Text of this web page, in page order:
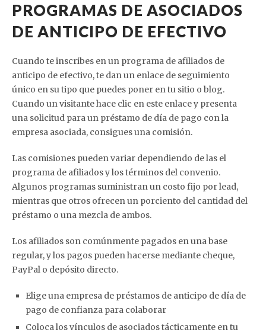
PROGRAMAS DE ASOCIADOS
DE ANTICIPO DE EFECTIVO
Cuando te inscribes en un programa de afiliados de
anticipo de efectivo, te dan un enlace de seguimiento
único en su tipo que puedes poner en tu sitio o blog.
Cuando un visitante hace clic en este enlace y presenta
una solicitud para un préstamo de día de pago con la
empresa asociada, consigues una comisión.
Las comisiones pueden variar dependiendo de las el
programa de afiliados y los términos del convenio.
Algunos programas suministran un costo fijo por lead,
mientras que otros ofrecen un porciento del cantidad del
préstamo o una mezcla de ambos.
Los afiliados son comúnmente pagados en una base
regular, y los pagos pueden hacerse mediante cheque,
PayPal o depósito directo.
Elige una empresa de préstamos de anticipo de día de
pago de confianza para colaborar
Coloca los vínculos de asociados tácticamente en tu